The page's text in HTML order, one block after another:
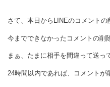
さて、本日からLINEのコメントの
今までできなかったコメントの削
まぁ、たまに相手を間違って送っ
24時間以内であれば、コメントが